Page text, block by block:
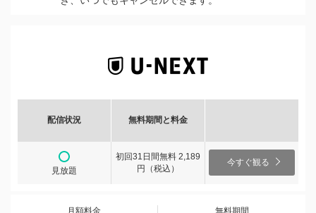
配信状況 無料期間と料金
見放題
初回31日間無料 2,189
円（税込）
今すぐ観る
月額料金 無料期間